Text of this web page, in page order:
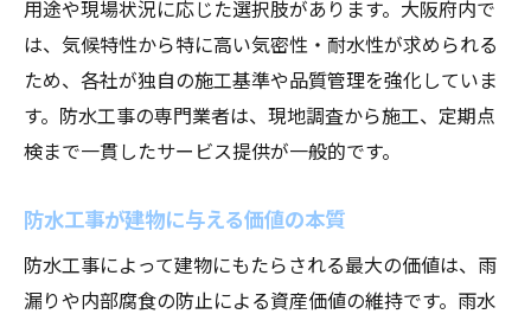
防水工事が長寿命化に与える影響
建物管理で重要な防水工事メンテナンス
雨漏り防止に不可欠な防水工事の重要性
防水工事と維持管理費用の関連性
売上やランキングで見る大阪府の防水業界
大阪府の防水工事売上動向を分析
防水工事業界ランキングの仕組みを解説
用途や現場状況に応じた選択肢があります。大阪府内で
は、気候特性から特に高い気密性・耐水性が求められる
ため、各社が独自の施工基準や品質管理を強化していま
す。防水工事の専門業者は、現地調査から施工、定期点
検まで一貫したサービス提供が一般的です。
防水工事が建物に与える価値の本質
防水工事によって建物にもたらされる最大の価値は、雨
漏りや内部腐食の防止による資産価値の維持です。雨水